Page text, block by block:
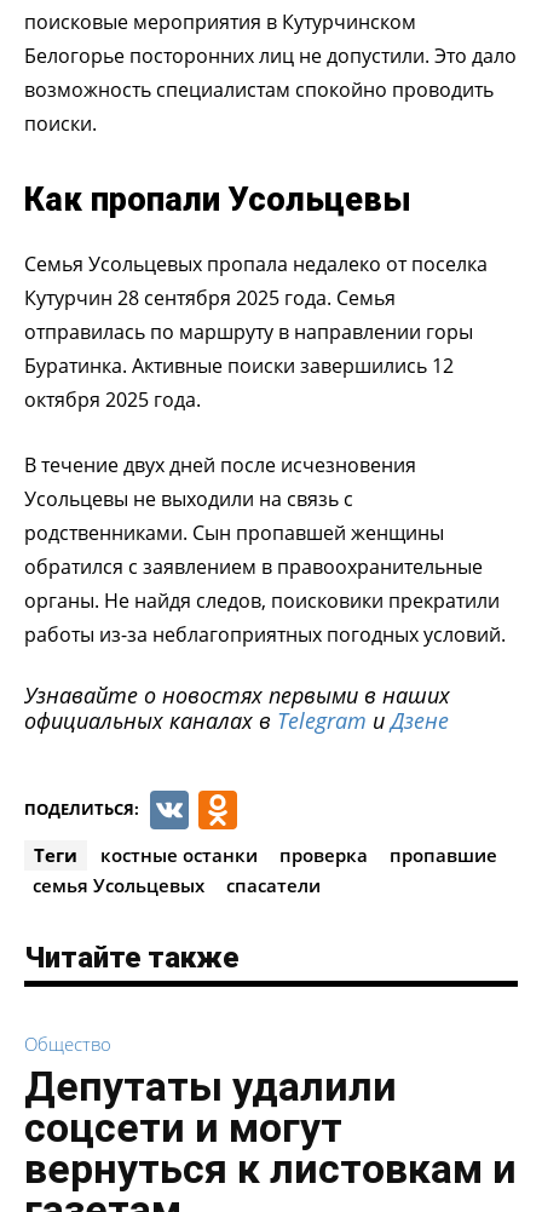
поисковые мероприятия в Кутурчинском
Белогорье посторонних лиц не допустили. Это дало
возможность специалистам спокойно проводить
поиски.
Как пропали Усольцевы
Семья Усольцевых пропала недалеко от поселка
Кутурчин 28 сентября 2025 года. Семья
отправилась по маршруту в направлении горы
Буратинка. Активные поиски завершились 12
октября 2025 года.
В течение двух дней после исчезновения
Усольцевы не выходили на связь с
родственниками. Сын пропавшей женщины
обратился с заявлением в правоохранительные
органы. Не найдя следов, поисковики прекратили
работы из-за неблагоприятных погодных условий.
Узнавайте о новостях первыми в наших
официальных каналах в Telegram иДзене
ПОДЕЛИТЬСЯ: VK
Теги костные останки проверка
пропавшие
семья Усольцевых
спасатели
Читайте также
Общество
Депутаты удалили
соцсети и могут
вернуться к листовкам и